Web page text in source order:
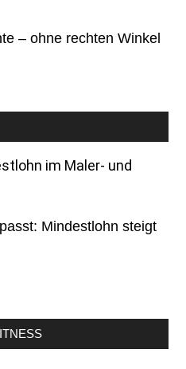
– ohne rechten Winkel
Mindestlohn steigt